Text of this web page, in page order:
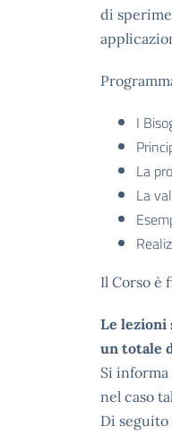
di
I
La
La
Il Corso è
Le lezioni
un totale
Si
nel caso
Di